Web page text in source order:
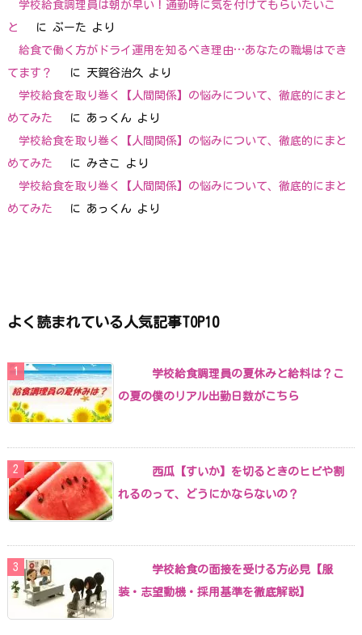
学校給食調理員は朝が早い！通勤時に気を付けてもらいたいこ
と
に ぷーた より
給食で働く方がドライ運用を知るべき理由…あなたの職場はでき
てます？
に 天賀谷治久 より
学校給食を取り巻く【人間関係】の悩みについて、徹底的にまと
めてみた
に あっくん より
学校給食を取り巻く【人間関係】の悩みについて、徹底的にまと
めてみた
に みさこ
より
学校給食を取り巻く【人間関係】の悩みについて、徹底的にまと
めてみた
に あっくん より
よく読まれている人気記事TOP10
学校給食調理員の夏休みと給料は？こ
の夏の僕のリアル出勤日数がこちら
西瓜【すいか】を切るときのヒビや割
れるのって、どうにかならないの？
学校給食の面接を受ける方必見【服
装・志望動機・採用基準を徹底解説】